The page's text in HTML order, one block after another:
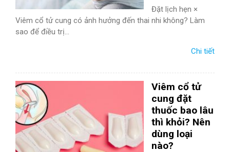
Đặt lịch hẹn ×
Viêm cổ tử cung có ảnh hưởng đến thai nhi không? Làm
sao để điều trị...
Chi tiết
Viêm cổ tử
cung đặt
thuốc bao lâu
thì khỏi? Nên
dùng loại
nào?